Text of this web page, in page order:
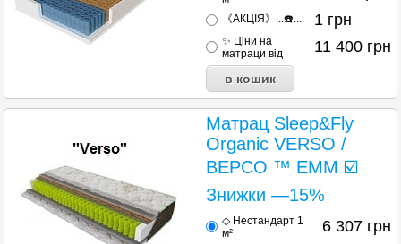
《АКЦІЯ》...☎️... 1 грн
✨ Ціни на
матраци від
11 400 грн
Матрац Sleep&Fly
Organic VERSO /
ВЕРСО ™ ЕММ ☑️
Знижки —15%
◇ Нестандарт 1
м²
6 307 грн